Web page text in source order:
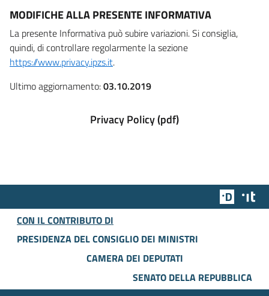
MODIFICHE ALLA PRESENTE INFORMATIVA
La presente Informativa può subire variazioni. Si consiglia,
quindi, di controllare regolarmente la sezione
https://www.privacy.ipzs.it.
Ultimo aggiornamento:03.10.2019
Privacy Policy (pdf)
Team
CON IL CONTRIBUTO DI
PRESIDENZA DEL CONSIGLIO DEI MINISTRI
CAMERA DEI DEPUTATI
SENATO DELLA REPUBBLICA